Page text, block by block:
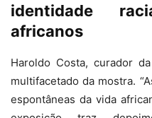
identidade
africanos
Haroldo Costa, curador
multifacetado da mostra.
espontâneas da vida